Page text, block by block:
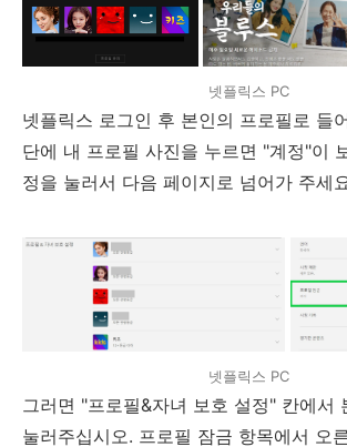
넷플릭스 PC
넷플릭스 로그인 후 본인의 프로필로 들
단에 내 프로필 사진을 누르면 "계정"이
정을 눌러서 다음 페이지로 넘어가 주세
넷플릭스 PC
그러면 "프로필&자녀 보호 설정" 칸에서
눌러주십시오. 프로필 잠금 항목에서 오